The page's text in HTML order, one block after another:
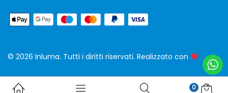
© 2026 Inluma. Tutti i diritti riservati. Realizzato con siw
0